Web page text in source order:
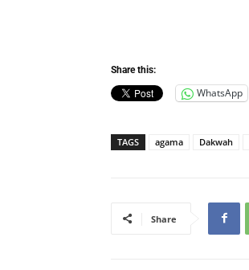
Share this:
WhatsApp
TAGS agama Dakwah
Share